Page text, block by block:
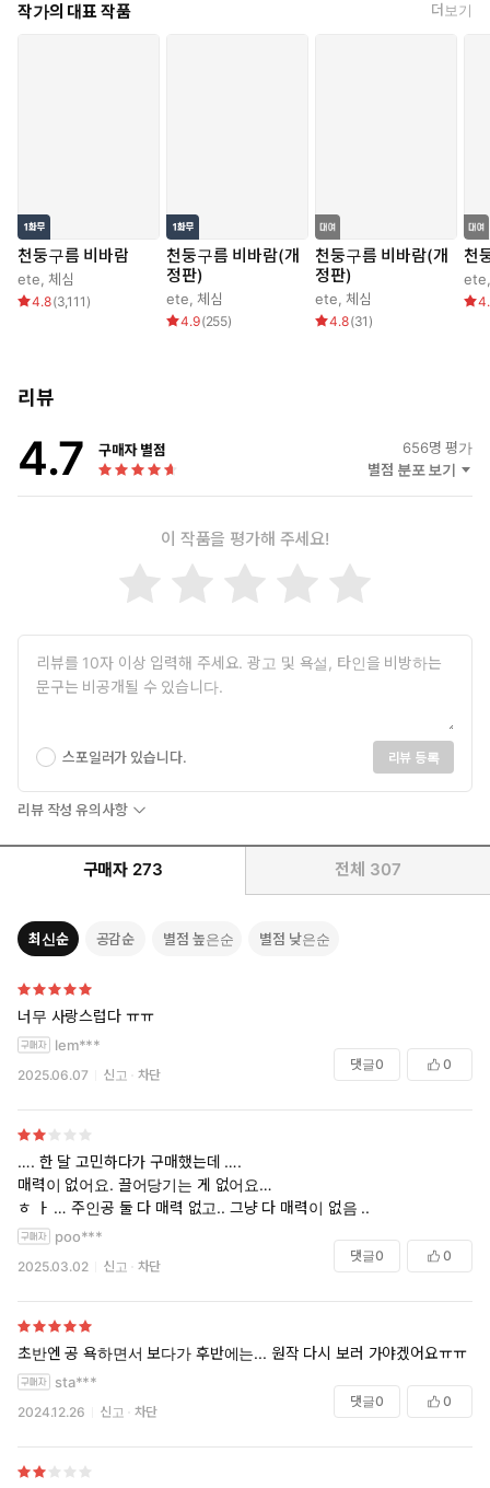
작가의 대표 작품 더보기
천둥구름 비바람
ete,체심
4.8(3,111 )
천둥구름 비바람(개
정판)
ete,체심
4.9(255)
천둥구름 비바람(개
정판)
ete,체심
4.8(31 )
천
ete
리뷰
4.7 구매자 별점 656명 평가
별점 분포 보기
이 작품을 평가해 주세요!
스포일러가 있습니다. 리뷰 등록
리뷰 작성 유의사항
구매자 273 전체 307
최신순 공감순 별점 높은순 별점 낮은순
너무 사랑스럽다 ㅠㅠ
lem***
2025.06.07 신고 차단
댓글0 0
…. 한 달 고민하다가 구매했는데 ….
매력이 없어요. 끌어당기는 게 없어요…
ㅎ ㅏ … 주인공 둘 다 매력 없고.. 그냥 다 매력이 없음 ..
poo***
2025.03.02 신고 차단
댓글0 0
초반엔 공 욕하면서 보다가 후반에는... 원작 다시 보러 가야겠어요ㅠㅠ
sta***
2024.12.26 신고 차단
댓글0 0